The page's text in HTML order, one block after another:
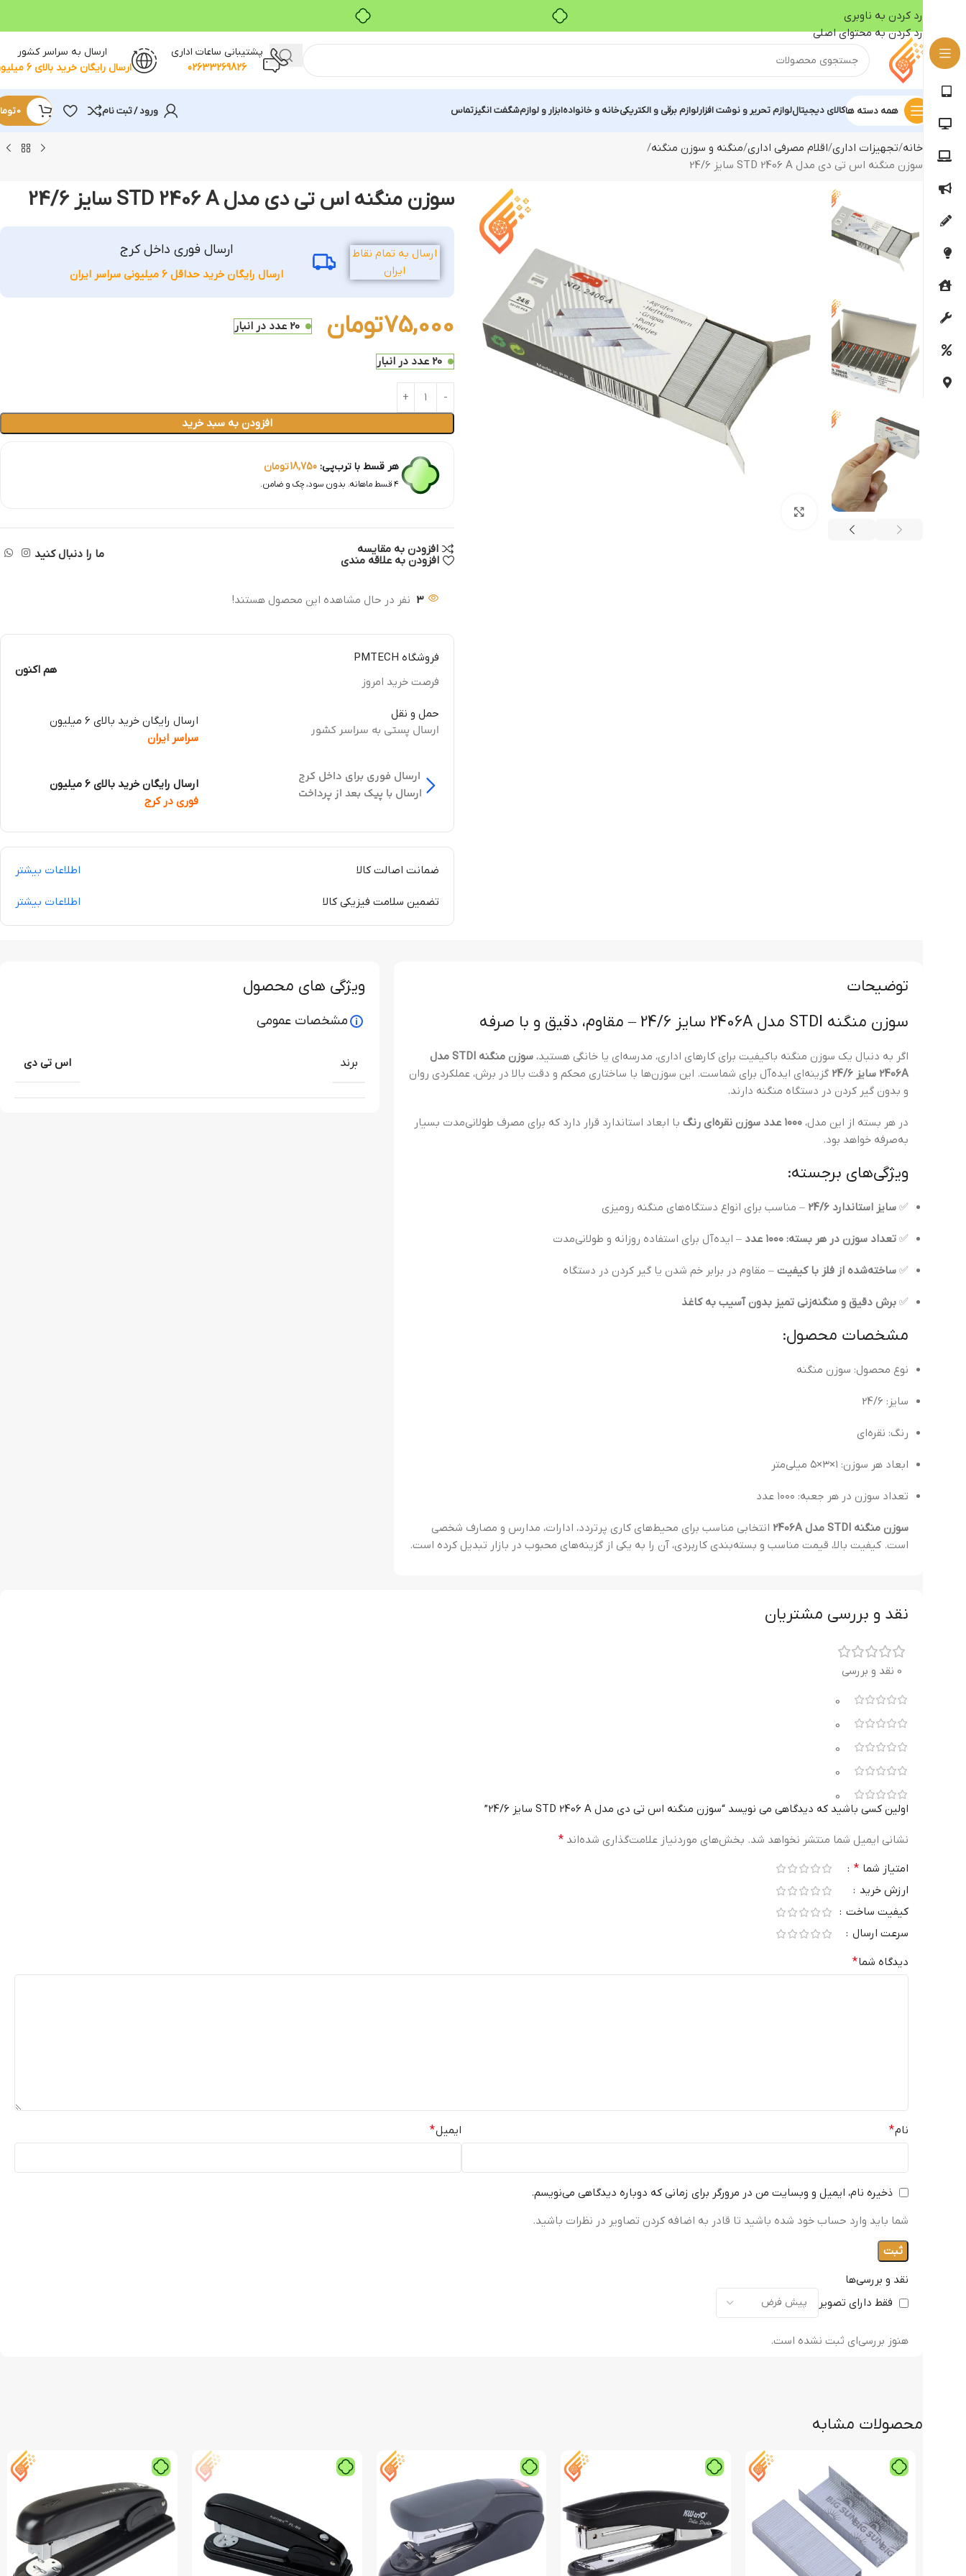
رد کردن به ناوبری
رد کردن به محتوای اصلی
پشتیبانی ساعات اداری
02633269826
ارسال به سراسر کشور
ارسال رایگان خرید بالای 6 میلیون
همه دسته هاکالای دیجیتاللوازم تحریر و نوشت افزارلوازم برقی و الکتریکیخانه و خانوادهابزار و لوازمشگفت انگیزتماس ورود / ثبت نام 0
خانه تجهیزات اداری اقلام مصرفی اداری منگنه و سوزن منگنه
سوزن منگنه اس تی دی مدل STD 2406 A سایز 24/6
سوزن منگنه اس تی دی مدل STD 2406 A سایز 24/6
ارسال به تمام نقاط
ایران
ارسال فوری داخل کرج
ارسال رایگان خرید حداقل 6 میلیونی سراسر ایران
75,000تومان 20 عدد در انبار
20 عدد در انبار
افزودن به سبد خرید
هر قسط با ترب‌پی: 18,750تومان
۴ قسط ماهانه. بدون سود، چک و ضامن.
افزودن به مقایسه
افزودن به علاقه مندی
ما را دنبال کنید
3 نفر در حال مشاهده این محصول هستند!
فروشگاه PMTECH
فرصت خرید امروز
هم اکنون
حمل و نقل
ارسال پستی به سراسر کشور
ارسال رایگان خرید بالای 6 میلیون
سراسر ایران
ارسال فوری برای داخل کرج
ارسال با پیک بعد از پرداخت
ارسال رایگان خرید بالای 6 میلیون
فوری در کرج
ضمانت اصالت کالا اطلاعات بیشتر
تضمین سلامت فیزیکی کالا اطلاعات بیشتر
توضیحات
سوزن منگنه STDI مدل 2406A سایز 24/6 – مقاوم، دقیق و با صرفه
اگر به دنبال یک سوزن منگنه باکیفیت برای کارهای اداری، مدرسه‌ای یا خانگی هستید،
سوزن منگنه STDI مدل
2406A سایز 24/6
گزینه‌ای ایده‌آل برای شماست. این سوزن‌ها با ساختاری محکم و دقت بالا در برش، عملکردی روان
و بدون گیر کردن در دستگاه منگنه دارند.
در هر بسته از این مدل، ۱۰۰۰ عدد سوزن نقره‌ای رنگ
با ابعاد استاندارد قرار دارد که برای مصرف طولانی‌مدت بسیار
به‌صرفه خواهد بود.
ویژگی‌های برجسته:
✅ سایز استاندارد 24/6 – مناسب برای انواع دستگاه‌های منگنه رومیزی
✅ تعداد سوزن در هر بسته: ۱۰۰۰ عدد – ایده‌آل برای استفاده روزانه و طولانی‌مدت
✅ ساخته‌شده از فلز با کیفیت – مقاوم در برابر خم شدن یا گیر کردن در دستگاه
✅ برش دقیق و منگنه‌زنی تمیز بدون آسیب به کاغذ
مشخصات محصول:
نوع محصول: سوزن منگنه
سایز: 24/6
رنگ: نقره‌ای
ابعاد هر سوزن: ۱×۳×۵ میلی‌متر
تعداد سوزن در هر جعبه: ۱۰۰۰ عدد
سوزن منگنه STDI مدل 2406A
انتخابی مناسب برای محیط‌های کاری پرتردد، ادارات، مدارس و مصارف شخصی
است. کیفیت بالا، قیمت مناسب و بسته‌بندی کاربردی، آن را به یکی از گزینه‌های محبوب در بازار تبدیل کرده است.
ویژگی های محصول
مشخصات عمومی
برند اس تی دی
نقد و بررسی مشتریان
0 نقد و بررسی
0
0
0
0
0
نقد و بررسی‌ها
فقط دارای تصویر
هنوز بررسی‌ای ثبت نشده است.
اولین کسی باشید که دیدگاهی می نویسد “سوزن منگنه اس تی دی مدل STD 2406 A سایز 24/6”
نشانی ایمیل شما منتشر نخواهد شد. بخش‌های موردنیاز علامت‌گذاری شده‌اند *
امتیاز شما *
ارزش خرید
کیفیت ساخت
سرعت ارسال
دیدگاه شما*
نام* ایمیل*
ذخیره نام، ایمیل و وبسایت من در مرورگر برای زمانی که دوباره دیدگاهی می‌نویسم.
شما باید وارد حساب خود شده باشید تا قادر به اضافه کردن تصاویر در نظرات باشید.
محصولات مشابه